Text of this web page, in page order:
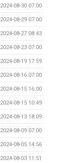
2024-08-30 07:00
2024-08-29 07:00
2024-08-27 08:43
2024-08-23 07:00
2024-08-19 17:59
2024-08-16 07:00
2024-08-15 16:00
2024-08-15 10:49
2024-08-13 18:09
2024-08-09 07:00
2024-08-05 14:56
2024-08-03 11:51